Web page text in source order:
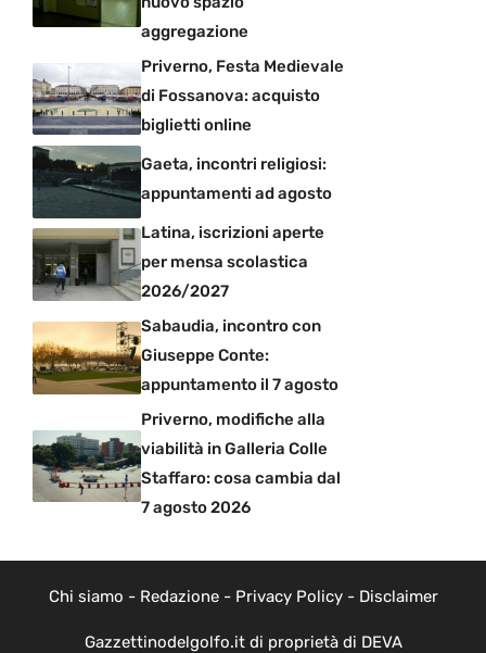
aggregazione
Priverno, Festa Medievale
di Fossanova: acquisto
biglietti online
Gaeta, incontri religiosi:
appuntamenti ad agosto
Latina, iscrizioni aperte
per mensa scolastica
2026/2027
Sabaudia, incontro con
Giuseppe Conte:
appuntamento il 7 agosto
Priverno, modifiche alla
viabilità in Galleria Colle
Staffaro: cosa cambia dal
7 agosto 2026
Chi siamo - Redazione- Privacy Policy- Disclaimer
Gazzettinodelgolfo.it di proprietà di DEVA